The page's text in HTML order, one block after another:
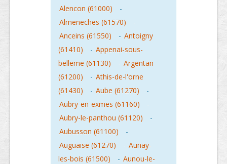
Alencon (61000)
-
Almeneches (61570)
-
Anceins (61550)
- Antoigny
(61410)
- Appenai-sous-
belleme (61130)
- Argentan
(61200)
- Athis-de-l'orne
(61430)
- Aube (61270)
-
Aubry-en-exmes (61160)
-
Aubry-le-panthou (61120)
-
Aubusson (61100)
-
Auguaise (61270)
- Aunay-
les-bois (61500)
- Aunou-le-